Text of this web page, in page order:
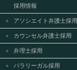
採用情報
アソシエイト弁護士採用
カウンセル弁護士採用
弁理士採用
パラリーガル採用